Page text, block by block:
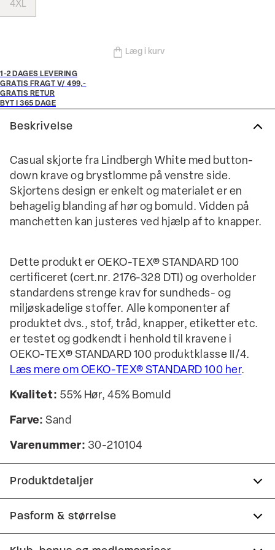
4XL
Læg i kurv
1-2 DAGES LEVERING
GRATIS FRAGT V/ 499,-
GRATIS RETUR
BYT I 365 DAGE
Beskrivelse
Casual skjorte fra Lindbergh White med button-
down krave og brystlomme på venstre side.
Skjortens design er enkelt og materialet er en
behagelig blanding af hør og bomuld. Vidden på
manchetten kan justeres ved hjælp af to knapper.
Dette produkt er OEKO-TEX® STANDARD 100
certificeret (cert.nr. 2176-328 DTI) og overholder
standardens strenge krav for sundheds- og
miljøskadelige stoffer. Alle komponenter af
produktet dvs., stof, tråd, knapper, etiketter etc.
er testet og godkendt i henhold til kravene i
OEKO-TEX® STANDARD 100 produktklasse II/4.
Læs mere om OEKO-TEX® STANDARD 100 her.
Kvalitet: 55% Hør, 45% Bomuld
Farve: Sand
Varenummer: 30-210104
Produktdetaljer
Lomme på venstre bryst.
Skjorten har button-down krave.
Pasform & størrelse